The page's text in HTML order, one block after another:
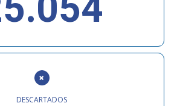
DESCARTADOS